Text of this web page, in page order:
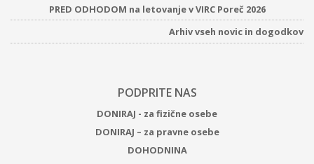
PRED ODHODOM na letovanje v VIRC Poreč 2026
Arhiv vseh novic in dogodkov
PODPRITE NAS
DONIRAJ - za fizične osebe
DONIRAJ – za pravne osebe
DOHODNINA